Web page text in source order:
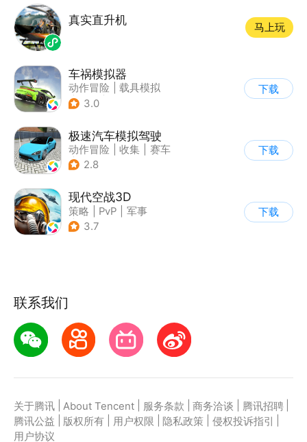
真实直升机
马上玩
车祸模拟器
动作冒险
载具模拟
| 汽车
3.0
下载
极速汽车模拟驾驶
动作冒险 收集
赛车
| 漂移
2.8
下载
现代空战3D
策略 PvP
军事
| 战术竞技
3.7
下载
联系我们
关于腾讯 About Tencent 服务条款 商务洽谈 腾讯招聘
腾讯公益
版权所有 用户权限 隐私政策 侵权投诉指引
用户协议